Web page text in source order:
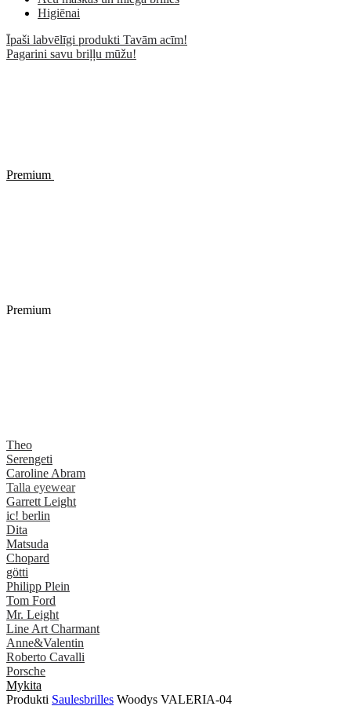
Higiēnai
Īpaši labvēlīgi produkti Tavām acīm!
Pagarini savu briļļu mūžu!
Premium
Premium
Theo
Serengeti
Caroline Abram
Talla eyewear
Garrett Leight
ic! berlin
Dita
Matsuda
Chopard
götti
Philipp Plein
Tom Ford
Mr. Leight
Line Art Charmant
Anne&Valentin
Roberto Cavalli
Porsche
Mykita
Produkti Saulesbrilles Woodys VALERIA-04